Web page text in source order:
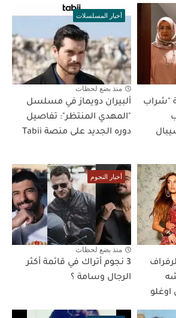
"شراب
أخبار المسلسلات
منذ بضع لحظات
ألبيران دويماز في مسلسل
"المهدي المنتظر": تفاصيل
دوره الجديد على منصة Tabii
أخبار النجوم
منذ بضع لحظات
3 نجوم أتراك في قائمة أكثر
الرجال وسامة ؟